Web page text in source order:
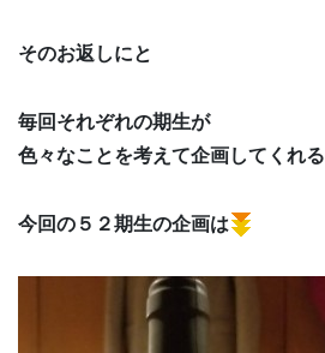
そのお返しにと
毎回それぞれの期生が
色々なことを考えて企画してくれる
今回の５２期生の企画は